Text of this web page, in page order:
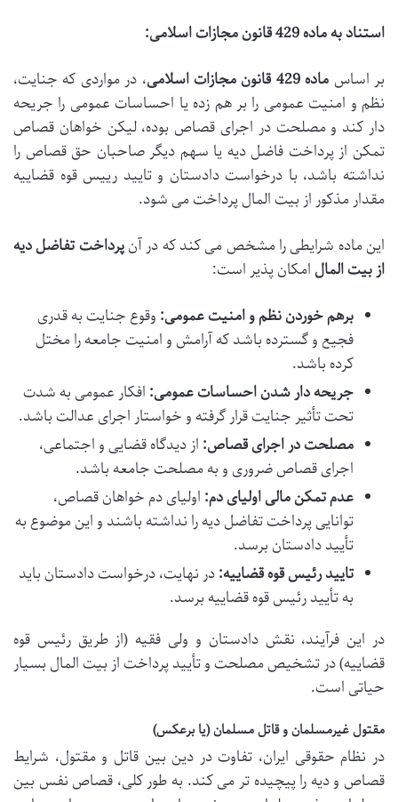
استناد به ماده 429 قانون مجازات اسلامی:
بر اساس ماده 429 قانون مجازات اسلامی
، در مواردی که جنایت،
نظم و امنیت عمومی را بر هم زده یا احساسات عمومی را جریحه
دار کند و مصلحت در اجرای قصاص بوده، لیکن خواهان قصاص
تمکن از پرداخت فاضل دیه یا سهم دیگر صاحبان حق قصاص را
نداشته باشد، با درخواست دادستان و تایید رییس قوه قضاییه
مقدار مذکور از بیت المال پرداخت می شود.
این ماده شرایطی را مشخص می کند که در آنپرداخت تفاضل دیه
از بیت المال امکان پذیر است:
برهم خوردن نظم و امنیت عمومی: وقوع جنایت به قدری
فجیع و گسترده باشد که آرامش و امنیت جامعه را مختل
کرده باشد.
جریحه دار شدن احساسات عمومی: افکار عمومی به شدت
تحت تأثیر جنایت قرار گرفته و خواستار اجرای عدالت باشد.
مصلحت در اجرای قصاص: از دیدگاه قضایی و اجتماعی،
اجرای قصاص ضروری و به مصلحت جامعه باشد.
عدم تمکن مالی اولیای دم: اولیای دم خواهان قصاص،
توانایی پرداخت تفاضل دیه را نداشته باشند و این موضوع به
تأیید دادستان برسد.
تایید رئیس قوه قضاییه:در نهایت، درخواست دادستان باید
به تأیید رئیس قوه قضاییه برسد.
در این فرآیند، نقش دادستان و ولی فقیه (از طریق رئیس قوه
قضاییه) در تشخیص مصلحت و تأیید پرداخت از بیت المال بسیار
حیاتی است.
مقتول غیرمسلمان و قاتل مسلمان (یا برعکس)
در نظام حقوقی ایران، تفاوت در دین بین قاتل و مقتول، شرایط
قصاص و دیه را پیچیده تر می کند. به طور کلی، قصاص نفس بین